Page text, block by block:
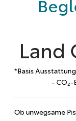
Land
*Basis
- CO₂-
Ob unwegsame